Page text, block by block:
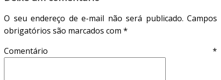
O seu endereço de e-mail não será publicado. Campos
obrigatórios são marcados com *
Comentário *